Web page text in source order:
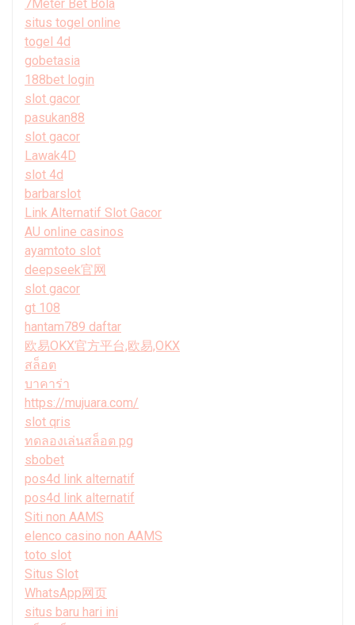
7Meter Bet Bola
situs togel online
togel 4d
gobetasia
188bet login
slot gacor
pasukan88
slot gacor
Lawak4D
slot 4d
barbarslot
Link Alternatif Slot Gacor
AU online casinos
ayamtoto slot
deepseek官网
slot gacor
gt 108
hantam789 daftar
欧易OKX官方平台,欧易,OKX
สล็อต
บาคาร่า
https://mujuara.com/
slot qris
ทดลองเล่นสล็อต pg
sbobet
pos4d link alternatif
pos4d link alternatif
Siti non AAMS
elenco casino non AAMS
toto slot
Situs Slot
WhatsApp网页
situs baru hari ini